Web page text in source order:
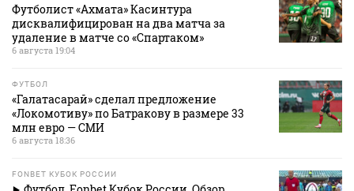
Футболист «Ахмата» Касинтура
дисквалифицирован на два матча за
удаление в матче со «Спартаком»
6 августа 19:04
ФУТБОЛ
«Галатасарай» сделал предложение
«Локомотиву» по Батракову в размере 33
млн евро — СМИ
6 августа 18:36
FONBET КУБОК РОССИИ